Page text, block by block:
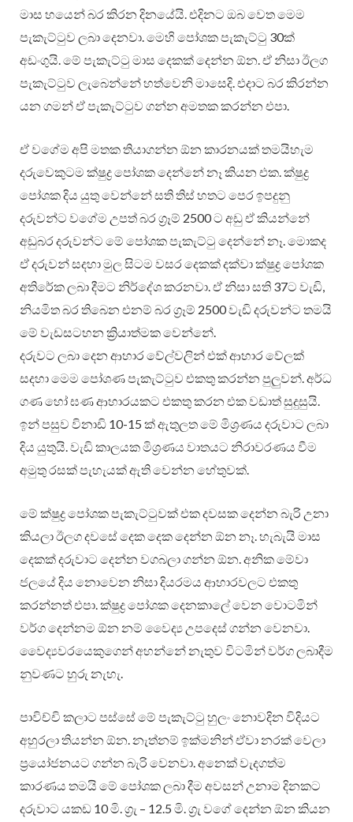
මාස හයෙන් බර කිරන දිනයේයි. එදිනට ඔබ වෙත මෙම
පැකැට්ටුව ලබා දෙනවා. මෙහි පෝශක පැකැට්ටු 30ක්
අඩංගුයි. මේ පැකැට්ටු මාස දෙකක් දෙන්න ඕන. ඒ නිසා ඊලග
පැකැට්ටුව ලැබෙන්නේ හත්වෙනි මාසෙදි. එදාට බර කිරන්න
යන ගමන් ඒ පැකැට්ටුව ගන්න අමතක කරන්න එපා.
ඒ වගේම අපි මතක තියාගන්න ඕන කාරනයක් තමයිහැම
දරුවෙකුටම ක්ෂුද්‍ර පෝශක දෙන්නේ නෑ කියන එක. ක්ෂුද්‍ර
පෝශක දිය යුතු වෙන්නේ සති තිස් හතට පෙර ඉපදුනු
දරුවන්ට වගේම උපත් බර ග්‍රෑම් 2500 ට අඩු ඒ කියන්නේ
අඩුබර දරුවන්ට මේ පෝශක පැකැට්ටු දෙන්නේ නෑ. මොකද
ඒ දරුවන් සදහා මුල සිටම වසර දෙකක් දක්වා ක්ෂුද්‍ර පෝශක
අතිරේක ලබා දීමට නිර්දේශ කරනවා. ඒ නිසා සති 37ට වැඩි,
නියමිත බර තිබෙන එනම් බර ග්‍රෑම් 2500 වැඩි දරුවන්ට තමයි
මේ වැඩසටහන ක්‍රියාත්මක වෙන්නේ.
දරුවට ලබා දෙන ආහාර වේල්වලින් එක් ආහාර වේලක්
සදහා මෙම පෝශණ පැකැට්ටුව එකතු කරන්න පුලු‍වන්. අර්ධ
ගණ හෝ ඝණ ආහාරයකට එකතු කරන එක වඩාත් සුදුසුයි.
ඉන් පසුව විනාඩි 10-15 ක් ඇතුලත මේ මිශ්‍රණය දරුවාට ලබා
දිය යුතුයි. වැඩි කාලයක මිශ්‍රණය වාතයට නිරාවරණය වීම
අමුතු රසක් පැහැයක් ඇති වෙන්න හේතුවක්.
මේ ක්ෂුද්‍ර පෝශක පැකැට්ටුවක් එක දවසක දෙන්න බැරි උනා
කියලා ඊලග දවසේ දෙක දෙක දෙන්න ඕන නෑ. හැබැයි මාස
දෙකක් දරුවාට දෙන්න වගබලා ගන්න ඕන. අනික මේවා
ජලයේ දිය නොවෙන නිසා දියරමය ආහාරවලට එකතු
කරන්නත් එපා. ක්ෂුද්‍ර පෝශක දෙනකාලේ වෙන වොටමින්
වර්ග දෙන්නම ඕන නම් වෛද්‍ය උපදෙස් ගන්න වෙනවා.
වෛද්‍යවරයෙකුගෙන් අහන්නේ නැතුව විටමින් වර්ග ලබාදීම
නුවණට හුරු නැහැ.
පාවිච්චි කලාට පස්සේ මේ පැකැට්ටු හුලං නොවදින විදියට
අහුරලා තියන්න ඕන. නැත්නම් ඉක්මනින් ඒවා නරක් වෙලා
ප්‍රයෝජනයට ගන්න බැරි වෙනවා. අනෙක් වැදගත්ම
කාරණය තමයි මේ පෝශක ලබා දීම අවසන් උනාම දිනකට
දරුවාට යකඩ 10 මි. ග්‍රැ – 12.5 මි. ග්‍රැ වගේ දෙන්න ඕන කියන